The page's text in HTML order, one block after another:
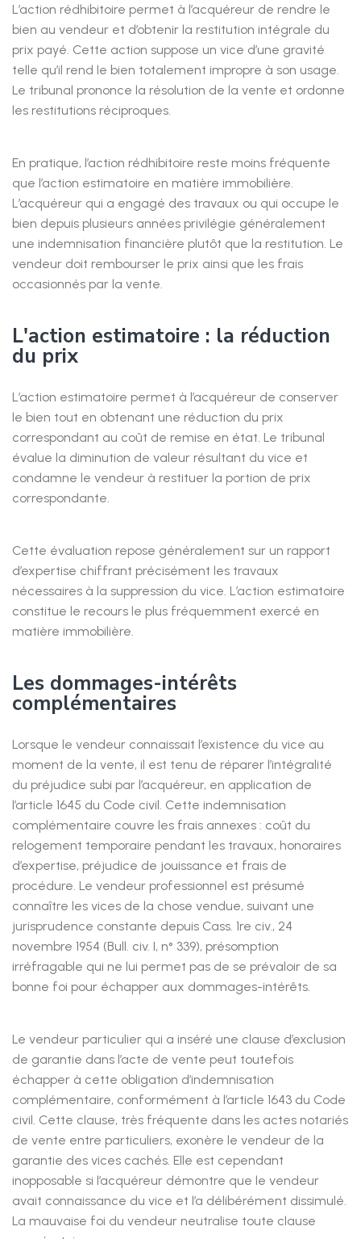
L’action rédhibitoire permet à l’acquéreur de rendre le
bien au vendeur et d’obtenir la restitution intégrale du
prix payé. Cette action suppose un vice d’une gravité
telle qu’il rend le bien totalement impropre à son usage.
Le tribunal prononce la résolution de la vente et ordonne
les restitutions réciproques.
En pratique, l’action rédhibitoire reste moins fréquente
que l’action estimatoire en matière immobilière.
L’acquéreur qui a engagé des travaux ou qui occupe le
bien depuis plusieurs années privilégie généralement
une indemnisation financière plutôt que la restitution. Le
vendeur doit rembourser le prix ainsi que les frais
occasionnés par la vente.
L'action estimatoire : la réduction
du prix
L’action estimatoire permet à l’acquéreur de conserver
le bien tout en obtenant une réduction du prix
correspondant au coût de remise en état. Le tribunal
évalue la diminution de valeur résultant du vice et
condamne le vendeur à restituer la portion de prix
correspondante.
Cette évaluation repose généralement sur un rapport
d’expertise chiffrant précisément les travaux
nécessaires à la suppression du vice. L’action estimatoire
constitue le recours le plus fréquemment exercé en
matière immobilière.
Les dommages-intérêts
complémentaires
Lorsque le vendeur connaissait l’existence du vice au
moment de la vente, il est tenu de réparer l’intégralité
du préjudice subi par l’acquéreur, en application de
l’article 1645 du Code civil. Cette indemnisation
complémentaire couvre les frais annexes : coût du
relogement temporaire pendant les travaux, honoraires
d’expertise, préjudice de jouissance et frais de
procédure. Le vendeur professionnel est présumé
connaître les vices de la chose vendue, suivant une
jurisprudence constante depuis Cass. 1re civ., 24
novembre 1954 (Bull. civ. I, n° 339), présomption
irréfragable qui ne lui permet pas de se prévaloir de sa
bonne foi pour échapper aux dommages-intérêts.
Le vendeur particulier qui a inséré une clause d’exclusion
de garantie dans l’acte de vente peut toutefois
échapper à cette obligation d’indemnisation
complémentaire, conformément à l’article 1643 du Code
civil. Cette clause, très fréquente dans les actes notariés
de vente entre particuliers, exonère le vendeur de la
garantie des vices cachés. Elle est cependant
inopposable si l’acquéreur démontre que le vendeur
avait connaissance du vice et l’a délibérément dissimulé.
La mauvaise foi du vendeur neutralise toute clause